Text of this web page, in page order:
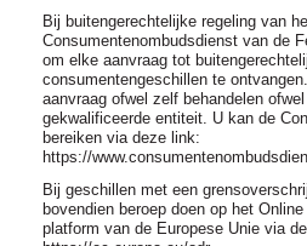
Bij buitengerechtelijke regeling van
Consumentenombudsdienst van de
om elke aanvraag tot
consumentengeschillen te
aanvraag ofwel zelf behandelen
gekwalificeerde entiteit. U kan de
bereiken via deze link:
https://
Bij geschillen met een
bovendien beroep doen op het
platform van de Europese Unie via